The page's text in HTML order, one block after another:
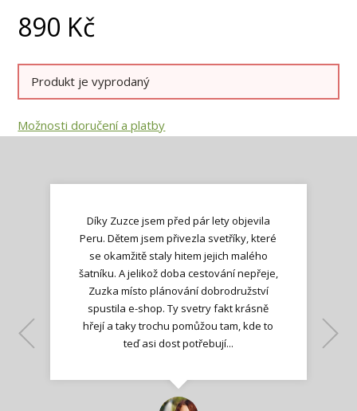
890 Kč
Produkt je vyprodaný
Možnosti doručení a platby
Díky Zuzce jsem před pár lety objevila
Peru. Dětem jsem přivezla svetříky, které
se okamžitě staly hitem jejich malého
šatníku. A jelikož doba cestování nepřeje,
Zuzka místo plánování dobrodružství
spustila e-shop. Ty svetry fakt krásně
hřejí a taky trochu pomůžou tam, kde to
teď asi dost potřebují...
Jana T.
Ilona M.
Lenka K.
Nadšená zpráva
Lenka K.